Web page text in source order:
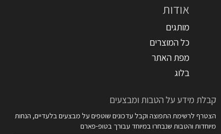
אודות
מותגים
כל המוצרים
מפת האתר
בלוג
קבלת מידע על הטבות ומבצעים
הצטרף לרשימת התפוצה וקבל עדכונים שוטפים על מבצעים בלעדיים, הנחות
מיוחדות והטבות שנבחרו במיוחד עבורך בטופ-פארם